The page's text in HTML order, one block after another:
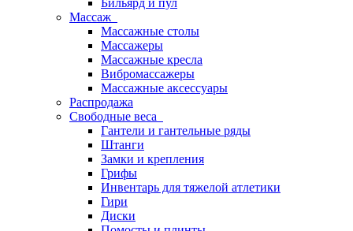
Бильярд и пул
Массаж
Массажные столы
Массажеры
Массажные кресла
Вибромассажеры
Массажные аксессуары
Распродажа
Свободные веса
Гантели и гантельные ряды
Штанги
Замки и крепления
Грифы
Инвентарь для тяжелой атлетики
Гири
Диски